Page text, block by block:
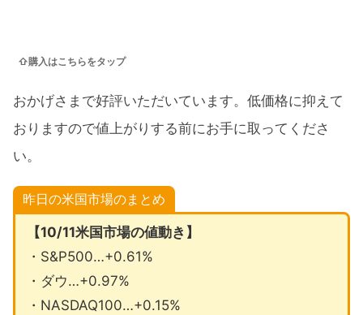
⇧購入はこちらをタップ
おかげさまで好評いただいています。低価格に抑えて
おりますので値上がりする前にお手に取ってくださ
い。
昨日の米国市場のまとめ
【10/11米国市場の値動き】
・S&P500…+0.61%
・ダウ…+0.97%
・NASDAQ100…+0.15%